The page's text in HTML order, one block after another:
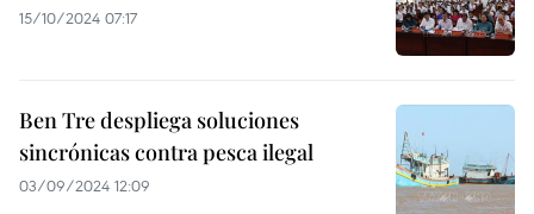
15/10/2024 07:17
Ben Tre despliega soluciones
sincrónicas contra pesca ilegal
03/09/2024 12:09